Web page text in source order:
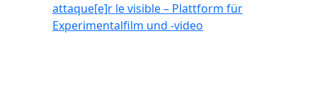
attaque[e]r le visible – Plattform für
Experimentalfilm und -video